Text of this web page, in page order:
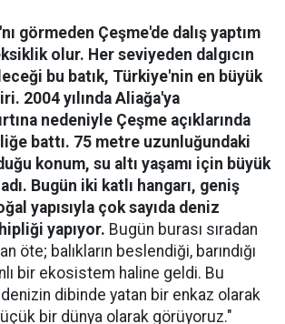
görmeden Çeşme'de dalış yaptım
olur. Her seviyeden dalgıcın
bu batık, Türkiye'nin en büyük
2004 yılında Aliağa'ya
nedeniyle Çeşme açıklarında
battı. 75 metre uzunluğundaki
konum, su altı yaşamı için büyük
Bugün iki katlı hangarı, geniş
yapısıyla çok sayıda deniz
yapıyor. Bugün burası sıradan
öte; balıkların beslendiği, barındığı
bir ekosistem haline geldi. Bu
dibinde yatan bir enkaz olarak
bir dünya olarak görüyoruz."